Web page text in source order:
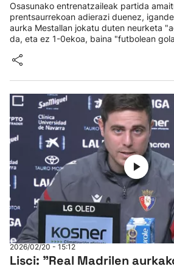
Osasunako entrenatzaileak partida
prentsaurrekoan adierazi duenez,
aurka Mestallan jokatu duten neurketa
da, eta ez 1-0ekoa, baina "futbolean
2026/02/20 - 15:12
Lisci: "Real Madrilen